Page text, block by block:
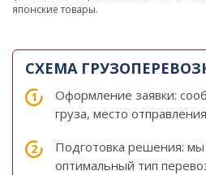
японские товары.
СХЕМА
Оформление заявки:
груза, место
Подготовка решения:
оптимальный тип